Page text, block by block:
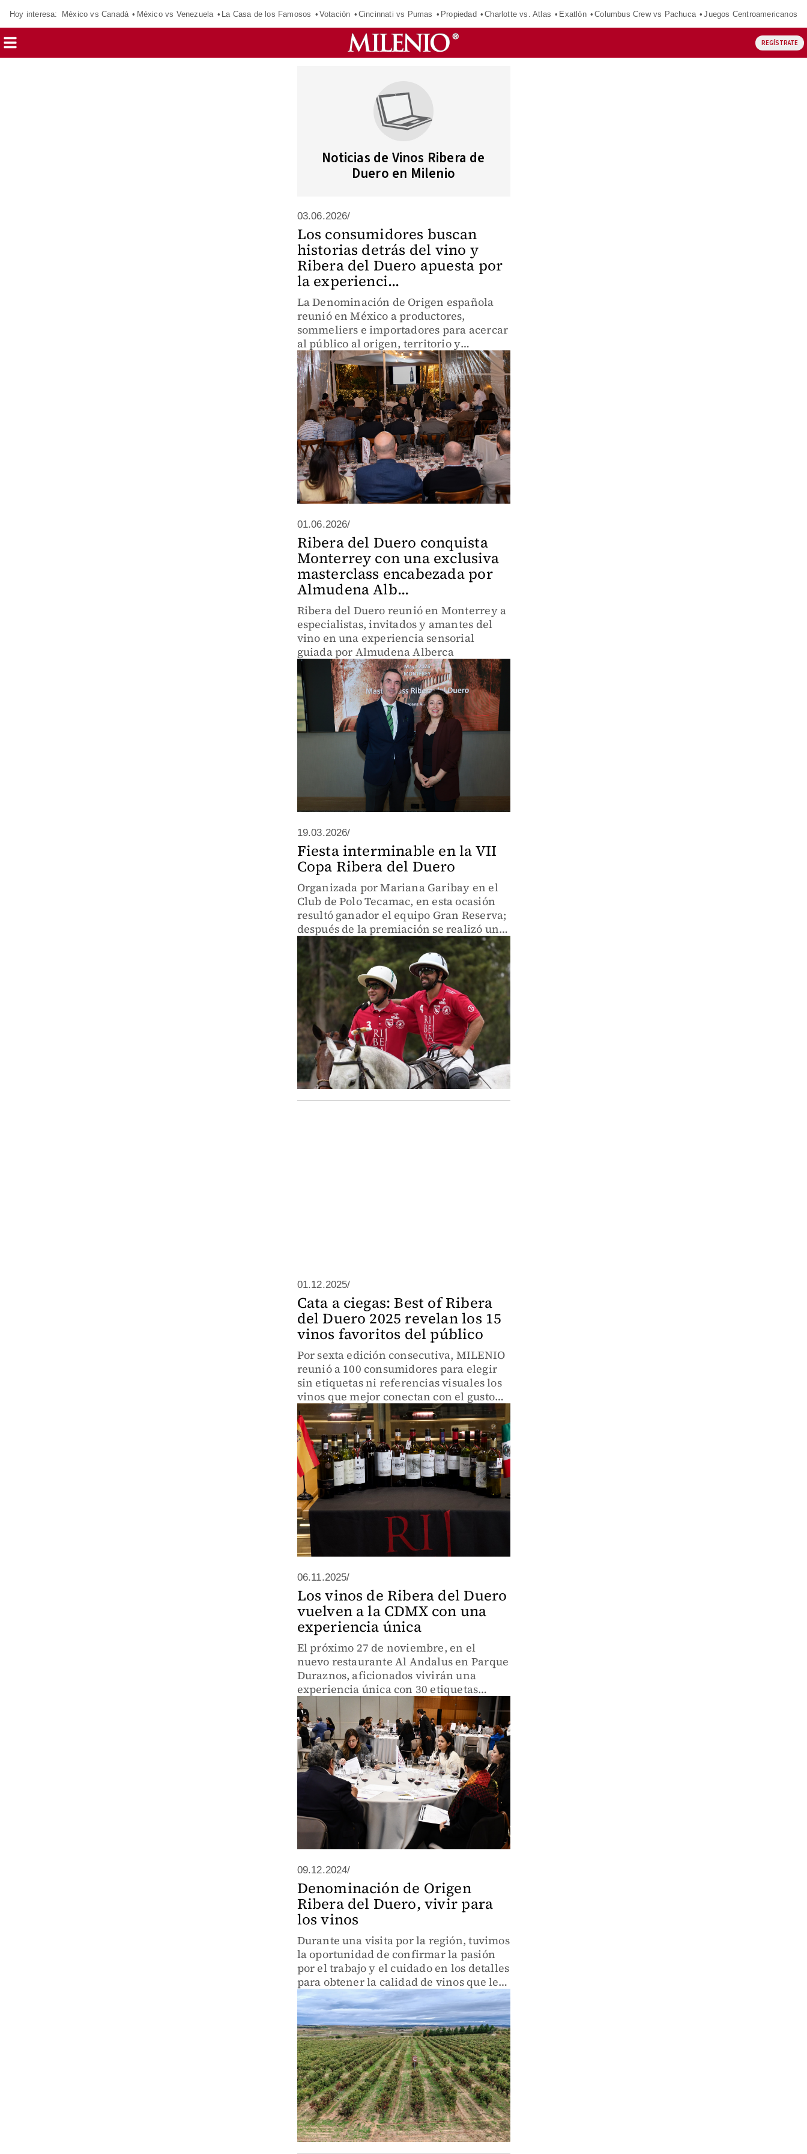
Hoy interesa: México vs Canadá México vs Venezuela La Casa de los Famosos Votación Cincinnati vs Pumas Propiedad Charlotte vs. Atlas Exatlón Columbus Crew vs Pachuca Juegos Centroamericanos
REGÍSTRATE
Noticias de Vinos Ribera de
Duero en Milenio
03.06.2026/
Los consumidores buscan
historias detrás del vino y
Ribera del Duero apuesta por
la experienci...
La Denominación de Origen española
reunió en México a productores,
sommeliers e importadores para acercar
al público al origen, territorio y
diversidad de sus vinos
01.06.2026/
Ribera del Duero conquista
Monterrey con una exclusiva
masterclass encabezada por
Almudena Alb...
Ribera del Duero reunió en Monterrey a
especialistas, invitados y amantes del
vino en una experiencia sensorial
guiada por Almudena Alberca
19.03.2026/
Fiesta interminable en la VII
Copa Ribera del Duero
Organizada por Mariana Garibay en el
Club de Polo Tecamac, en esta ocasión
resultó ganador el equipo Gran Reserva;
después de la premiación se realizó un
emotivo festejo con la participación de
jugadores y espectadores
01.12.2025/
Cata a ciegas: Best of Ribera
del Duero 2025 revelan los 15
vinos favoritos del público
Por sexta edición consecutiva, MILENIO
reunió a 100 consumidores para elegir
sin etiquetas ni referencias visuales los
vinos que mejor conectan con el gusto
mexicano
06.11.2025/
Los vinos de Ribera del Duero
vuelven a la CDMX con una
experiencia única
El próximo 27 de noviembre, en el
nuevo restaurante Al Andalus en Parque
Duraznos, aficionados vivirán una
experiencia única con 30 etiquetas
previamente seleccionadas en una
primera etapa por sommeliers
mexicanos
09.12.2024/
Denominación de Origen
Ribera del Duero, vivir para
los vinos
Durante una visita por la región, tuvimos
la oportunidad de confirmar la pasión
por el trabajo y el cuidado en los detalles
para obtener la calidad de vinos que le
han dado fama; Consejo Regulador, es el
factor en este proceso